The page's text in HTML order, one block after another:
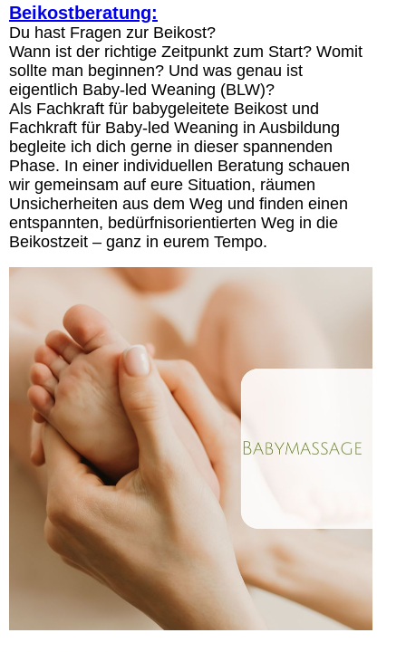
Beikostberatung:
Du hast Fragen zur Beikost?
Wann ist der richtige Zeitpunkt zum Start? Womit
sollte man beginnen? Und was genau ist
eigentlich Baby-led Weaning (BLW)?
Als Fachkraft für babygeleitete Beikost und
Fachkraft für Baby-led Weaning in Ausbildung
begleite ich dich gerne in dieser spannenden
Phase. In einer individuellen Beratung schauen
wir gemeinsam auf eure Situation, räumen
Unsicherheiten aus dem Weg und finden einen
entspannten, bedürfnisorientierten Weg in die
Beikostzeit – ganz in eurem Tempo.